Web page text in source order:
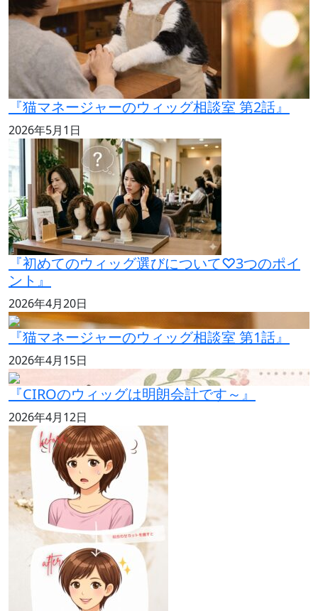
『猫マネージャーのウィッグ相談室 第2話』
2026年5月1日
『初めてのウィッグ選びについて♡3つのポイ
ント』
2026年4月20日
『猫マネージャーのウィッグ相談室 第1話』
2026年4月15日
『CIROのウィッグは明朗会計です～』
2026年4月12日